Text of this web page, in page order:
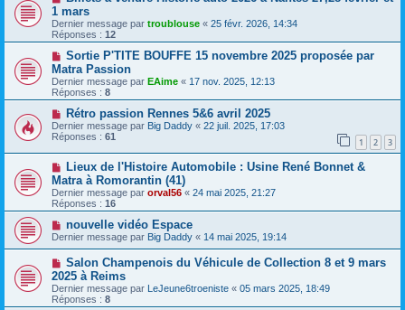
1 mars
Dernier message par troublouse « 25 févr. 2026, 14:34
Réponses : 12
Sortie P'TITE BOUFFE 15 novembre 2025 proposée par
Matra Passion
Dernier message par EAime « 17 nov. 2025, 12:13
Réponses : 8
Rétro passion Rennes 5&6 avril 2025
Dernier message par Big Daddy « 22 juil. 2025, 17:03
Réponses : 61 1 2 3
Lieux de l'Histoire Automobile : Usine René Bonnet &
Matra à Romorantin (41)
Dernier message par orval56 « 24 mai 2025, 21:27
Réponses : 16
nouvelle vidéo Espace
Dernier message par Big Daddy « 14 mai 2025, 19:14
Salon Champenois du Véhicule de Collection 8 et 9 mars
2025 à Reims
Dernier message par LeJeune6troeniste « 05 mars 2025, 18:49
Réponses : 8